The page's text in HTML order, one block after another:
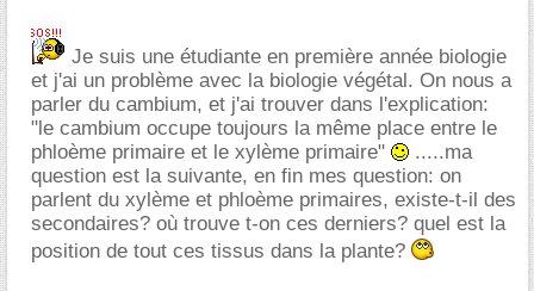
Je suis une étudiante en première année biologie
et j'ai un problème avec la biologie végétal. On nous a
parler du cambium, et j'ai trouver dans l'explication:
"le cambium occupe toujours la même place entre le
phloème primaire et le xylème primaire"
.....ma
question est la suivante, en fin mes question: on
parlent du xylème et phloème primaires, existe-t-il des
secondaires? où trouve t-on ces derniers? quel est la
position de tout ces tissus dans la plante?